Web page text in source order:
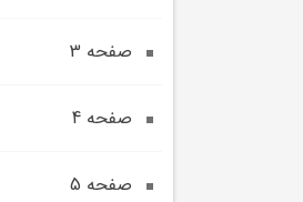
صفحه 3
صفحه 4
صفحه 5